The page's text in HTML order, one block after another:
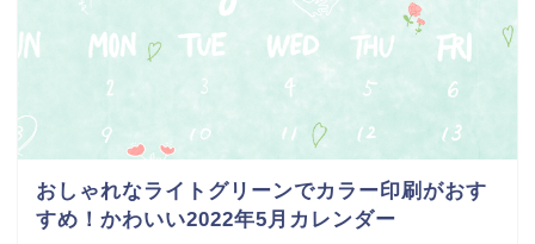
おしゃれなライトグリーンでカラー印刷がおす
すめ！かわいい2022年5月カレンダー